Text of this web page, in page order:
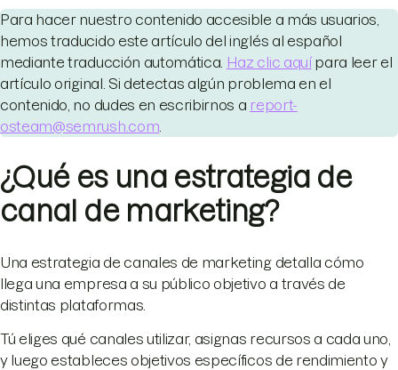
Para hacer nuestro contenido accesible a más usuarios,
hemos traducido este artículo del inglés al español
mediante traducción automática. Haz clic aquípara leer el
artículo original. Si detectas algún problema en el
contenido, no dudes en escribirnos a report-
osteam@semrush.com
¿Qué es una estrategia de
canal de marketing?
Una estrategia de canales de marketing detalla cómo
llega una empresa a su público objetivo a través de
distintas plataformas.
Tú eliges qué canales utilizar, asignas recursos a cada uno,
y luego estableces objetivos específicos de rendimiento y